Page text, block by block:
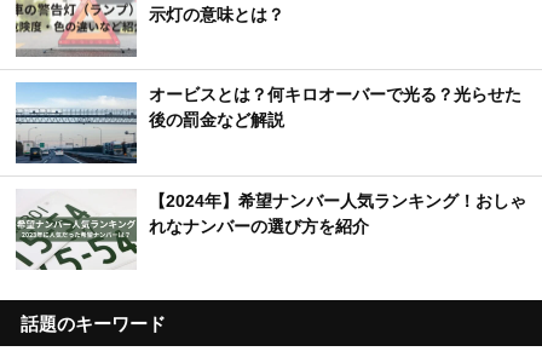
示灯の意味とは？
オービスとは？何キロオーバーで光る？光らせた
後の罰金など解説
【2024年】希望ナンバー人気ランキング！おしゃ
れなナンバーの選び方を紹介
話題のキーワード